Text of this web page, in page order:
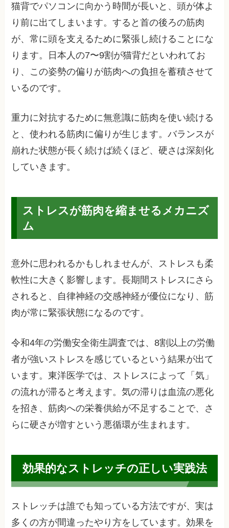
猫背でパソコンに向かう時間が長いと、頭が体よ
り前に出てしまいます。すると首の後ろの筋肉
が、常に頭を支えるために緊張し続けることにな
ります。日本人の7〜9割が猫背だといわれてお
り、この姿勢の偏りが筋肉への負担を蓄積させて
いるのです。
重力に対抗するために無意識に筋肉を使い続ける
と、使われる筋肉に偏りが生じます。バランスが
崩れた状態が長く続けば続くほど、硬さは深刻化
していきます。
ストレスが筋肉を縮ませるメカニズ
ム
意外に思われるかもしれませんが、ストレスも柔
軟性に大きく影響します。長期間ストレスにさら
されると、自律神経の交感神経が優位になり、筋
肉が常に緊張状態になるのです。
令和4年の労働安全衛生調査では、8割以上の労働
者が強いストレスを感じているという結果が出て
います。東洋医学では、ストレスによって「気」
の流れが滞ると考えます。気の滞りは血流の悪化
を招き、筋肉への栄養供給が不足することで、さ
らに硬さが増すという悪循環が生まれます。
効果的なストレッチの正しい実践法
ストレッチは誰でも知っている方法ですが、実は
多くの方が間違ったやり方をしています。効果を